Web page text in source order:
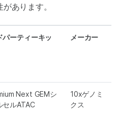
あります。
パーティーキッ
メーカー
Next GEMシ
セルATAC
10xゲノミ
クス